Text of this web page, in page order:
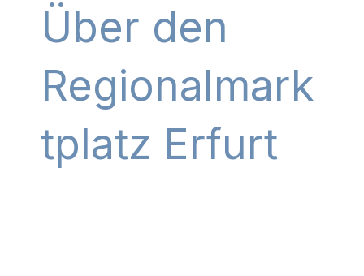
Über den
Regionalmark
tplatz Erfurt